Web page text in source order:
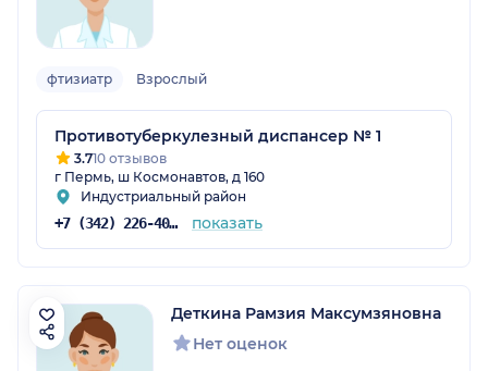
фтизиатр Взрослый
Противотуберкулезный диспансер № 1
3.710 отзывов
г Пермь, ш Космонавтов, д 160
Индустриальный район
+7 (342) 226-40-14 показать
Деткина Рамзия Максумзяновна
Нет оценок